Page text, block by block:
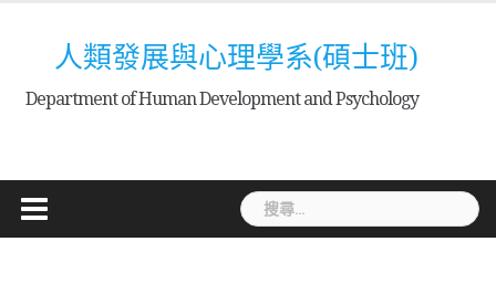
content人類發展與心理學系(碩士班)
Department of Human Development and Psychology
搜
尋